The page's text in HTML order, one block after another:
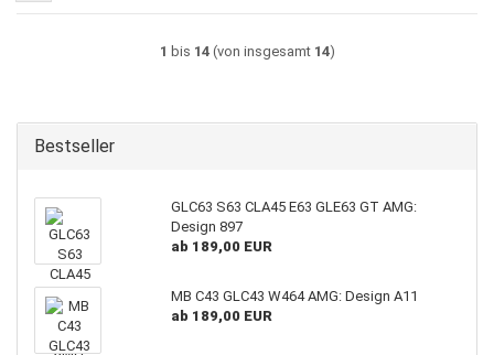
1 bis 14(von insgesamt 14)
Bestseller
GLC63 S63 CLA45 E63 GLE63 GT AMG:
Design 897
ab 189,00 EUR
MB C43 GLC43 W464 AMG: Design A11
ab 189,00 EUR